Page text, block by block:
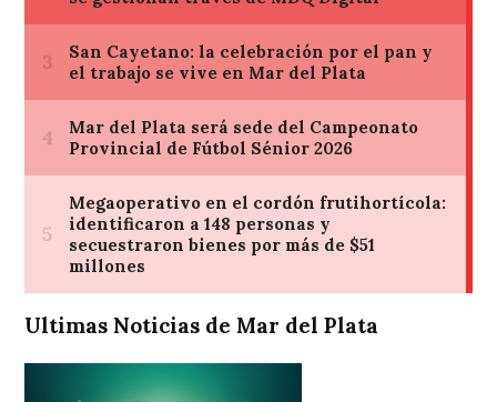
Ultimas Noticias de Mar del Plata